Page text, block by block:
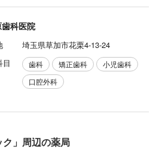
科医院
埼玉県草加市花栗4-13-24
目
歯科 矯正歯科
小児歯科
口腔外科
ク」周辺の薬局